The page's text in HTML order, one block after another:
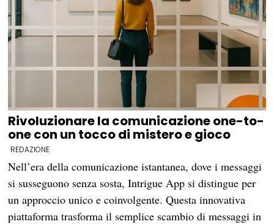
Rivoluzionare la comunicazione one-to-
one con un tocco di mistero e gioco
REDAZIONE
Nell’era della comunicazione istantanea, dove i messaggi
si susseguono senza sosta, Intrigue App si distingue per
un approccio unico e coinvolgente. Questa innovativa
piattaforma trasforma il semplice scambio di messaggi in